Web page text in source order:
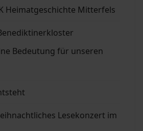
Heimatgeschichte Mitterfels
Bedeutung für unseren
Lesekonzert im